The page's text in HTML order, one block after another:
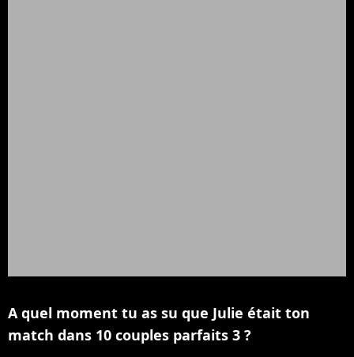
A quel moment tu as su que Julie était ton
match dans 10 couples parfaits 3 ?